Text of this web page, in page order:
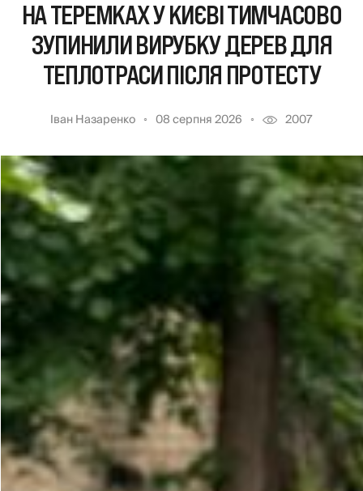
НА ТЕРЕМКАХ У КИЄВІ ТИМЧАСОВО
ЗУПИНИЛИ ВИРУБКУ ДЕРЕВ ДЛЯ
ТЕПЛОТРАСИ ПІСЛЯ ПРОТЕСТУ
Іван Назаренко 08 серпня 2026 2007